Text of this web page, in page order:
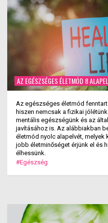
AZ EGÉSZSÉGES ÉLETMÓD 8
Az egészséges életmód
hiszen nemcsak a fizikai
mentális egészségünk és az
javításához is. Az alábbiakban
életmód nyolc alapelvét,
jobb életminőséget érjünk el és
élhessünk.
#Egészség